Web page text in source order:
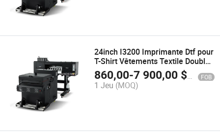
24inch I3200 Imprimante Dtf pour
T-Shirt Vêtements Textile Double
Tête d'Impression I3200
Numérique 60cm Imprimante Dtf
Imprimante Dtf
860,00-7 900,00 $US FOB
1 Jeu (MOQ)